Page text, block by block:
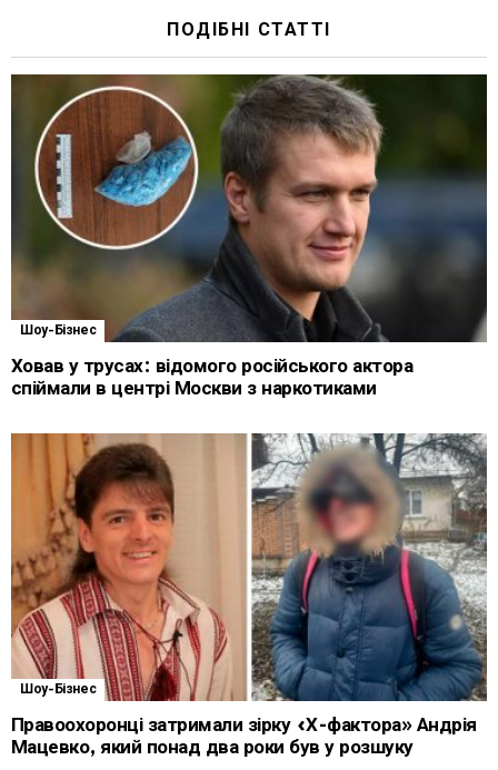
ПОДІБНІ СТАТТІ
Шоу-Бізнес
Ховав у трусах: відомого російського актора
спіймали в центрі Москви з наркотиками
Шоу-Бізнес
Правоохоронці затримали зірку «Х-фактора» Андрія
Мацевко, який понад два роки був у розшуку